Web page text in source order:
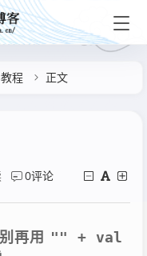
教程 正文
0评论
再用 "" + val